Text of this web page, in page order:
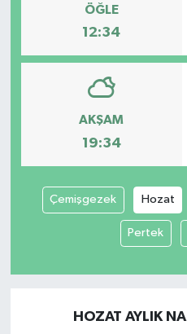
ÖĞLE
12:34
AKŞAM
19:34
Çemişgezek Hozat
Pertek
HOZAT AYLIK
Okul Gazetesi